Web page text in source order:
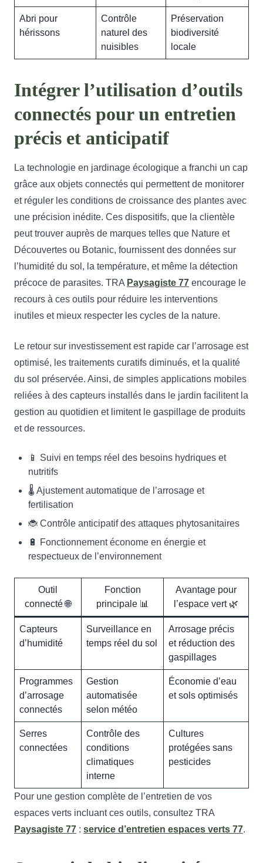
Abri pour
hérissons
Contrôle
naturel des
nuisibles
Préservation
biodiversité
locale
Intégrer l’utilisation d’outils
connectés pour un entretien
précis et anticipatif
La technologie en jardinage écologique a franchi un cap
grâce aux objets connectés qui permettent de monitorer
et réguler les conditions de croissance des plantes avec
une précision inédite. Ces dispositifs, que la clientèle
peut trouver auprès de marques telles que Nature et
Découvertes ou Botanic, fournissent des données sur
l’humidité du sol, la température, et même la détection
précoce de parasites. TRA Paysagiste 77 encourage le
recours à ces outils pour réduire les interventions
inutiles et mieux respecter les cycles de la nature.
Le retour sur investissement est rapide car l’arrosage est
optimisé, les traitements curatifs diminués, et la qualité
du sol préservée. Ainsi, de simples applications mobiles
reliées à des capteurs installés dans le jardin facilitent la
gestion au quotidien et limitent le gaspillage de produits
et de ressources.
📱 Suivi en temps réel des besoins hydriques et
nutritifs
🌡️ Ajustement automatique de l’arrosage et
fertilisation
🐞 Contrôle anticipatif des attaques phytosanitaires
🔋 Fonctionnement économe en énergie et
respectueux de l’environnement
Outil
connecté 🌐
Fonction
principale 📊
Avantage pour
l’espace vert 🌿
Capteurs
d’humidité
Surveillance en
temps réel du sol
Arrosage précis
et réduction des
gaspillages
Programmes
d’arrosage
connectés
Gestion
automatisée
selon météo
Économie d’eau
et sols optimisés
Serres
connectées
Contrôle des
conditions
climatiques
interne
Cultures
protégées sans
pesticides
Pour une gestion complète de l’entretien de vos
espaces verts incluant ces outils, consultez TRA
Paysagiste 77 : service d’entretien espaces verts 77.